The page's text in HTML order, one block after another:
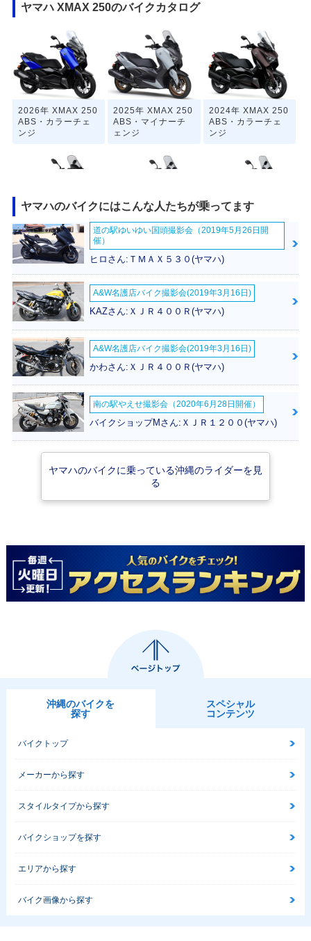
ヤマハ XMAX 250のバイクカタログ
2026年 XMAX 250
ABS・カラーチェ
ンジ
2025年 XMAX 250
ABS・マイナーチ
ェンジ
2024年 XMAX 250
ABS・カラーチェ
ンジ
2023年 XMAX 250
ABS・フルモデル
チェンジ
2022年 XMAX 250
ABS・カラーチェ
ンジ
2021年 XMAX 250
ABS・マイナーチ
ェンジ
2020年 XMAX 250
ABS・カラーチェ
ンジ
2019年 XMAX 250
ABS・カラーチェ
ンジ
2018年 XMAX 250
ABS・新登場
ヤマハのバイクにはこんな人たちが乗ってます
道の駅ゆいゆい国頭撮影会（2019年5月26日開
催）
ヒロさん:ＴＭＡＸ５３０(ヤマハ)
A&W名護店バイク撮影会(2019年3月16日)
KAZさん:ＸＪＲ４００Ｒ(ヤマハ)
A&W名護店バイク撮影会(2019年3月16日)
かわさん:ＸＪＲ４００Ｒ(ヤマハ)
南の駅やえせ撮影会（2020年6月28日開催）
バイクショップMさん:ＸＪＲ１２００(ヤマハ)
ヤマハのバイクに乗っている沖縄のライダーを見
る
沖縄のバイクを
探す
スペシャル
コンテンツ
バイクトップ
メーカーから探す
スタイルタイプから探す
バイクショップを探す
エリアから探す
バイク画像から探す